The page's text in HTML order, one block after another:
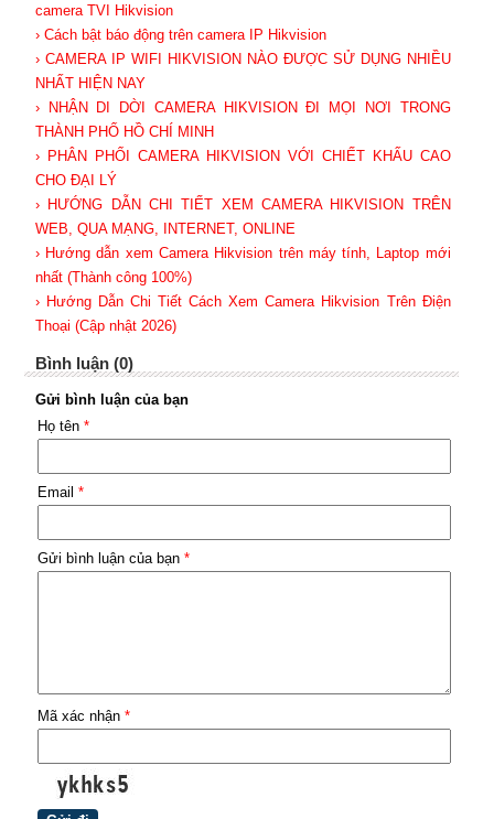
camera TVI Hikvision
› Cách bật báo động trên camera IP Hikvision
› CAMERA IP WIFI HIKVISION NÀO ĐƯỢC SỬ DỤNG NHIỀU
NHẤT HIỆN NAY
› NHẬN DI DỜI CAMERA HIKVISION ĐI MỌI NƠI TRONG
THÀNH PHỐ HỒ CHÍ MINH
› PHÂN PHỐI CAMERA HIKVISION VỚI CHIẾT KHẤU CAO
CHO ĐẠI LÝ
› HƯỚNG DẪN CHI TIẾT XEM CAMERA HIKVISION TRÊN
WEB, QUA MẠNG, INTERNET, ONLINE
› Hướng dẫn xem Camera Hikvision trên máy tính, Laptop mới
nhất (Thành công 100%)
› Hướng Dẫn Chi Tiết Cách Xem Camera Hikvision Trên Điện
Thoại (Cập nhật 2026)
Bình luận (0)
Gửi bình luận của bạn
Họ tên *
Email *
Gửi bình luận của bạn *
Mã xác nhận *